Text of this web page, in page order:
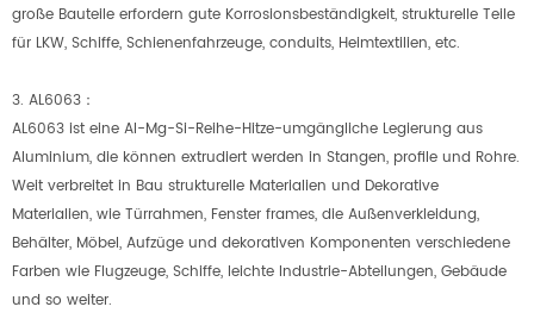
große Bauteile erfordern gute Korrosionsbeständigkeit, strukturelle Teile
für LKW, Schiffe, Schienenfahrzeuge, conduits, Heimtextilien, etc.
3. AL6063：
AL6063 ist eine Al-Mg-Si-Reihe-Hitze-umgängliche Legierung aus
Aluminium, die können extrudiert werden in Stangen, profile und Rohre.
Weit verbreitet in Bau strukturelle Materialien und Dekorative
Materialien, wie Türrahmen, Fenster frames, die Außenverkleidung,
Behälter, Möbel, Aufzüge und dekorativen Komponenten verschiedene
Farben wie Flugzeuge, Schiffe, leichte Industrie-Abteilungen, Gebäude
und so weiter.